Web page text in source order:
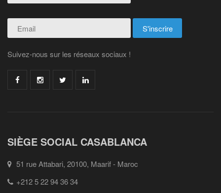
Suivez-nous sur les réseaux sociaux !
SIÈGE SOCIAL CASABLANCA
51 rue Attabari, 20100, Maarif - Maroc
+212 5 22 94 36 34